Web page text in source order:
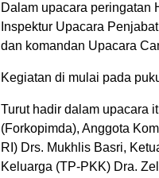
Dalam upacara peringatan
Inspektur Upacara
dan komandan Upacara
Kegiatan di mulai pada
Turut hadir dalam upacara
(Forkopimda), Anggota
RI) Drs. Mukhlis Basri,
Keluarga (TP-PKK) Dra.